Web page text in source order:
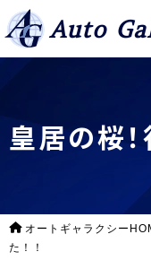
Auto
皇居の桜！
オートギャラクシー
た！！